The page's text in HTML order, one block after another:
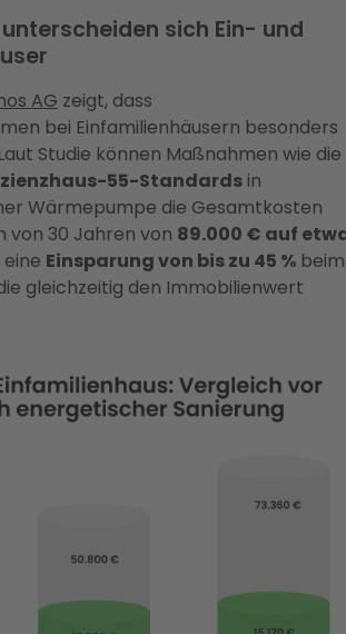
sich Ein- und
AG zeigt, dass
bei Einfamilienhäusern besonders
Studie können Maßnahmen wie die
55-Standards in
Wärmepumpe die Gesamtkosten
von 30 Jahren von 89.000 € auf
eine Einsparung von bis zu 45 % beim
gleichzeitig den Immobilienwert